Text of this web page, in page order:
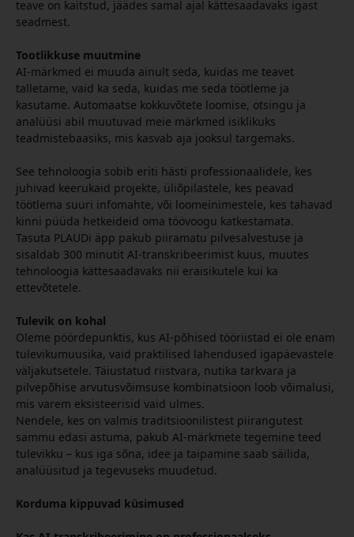
teave on kaitstud, jäädes samal ajal kättesaadavaks igast
seadmest.
Tootlikkuse muutmine
AI-märkmed ei muuda ainult seda, kuidas me teavet
talletame, vaid ka seda, kuidas me seda töötleme ja
kasutame. Automaatse kokkuvõtete loomise, otsingu ja
analüüsi abil muutuvad meie märkmed isiklikuks
teadmistebaasiks, mis kasvab aja jooksul targemaks.
See tehnoloogia sobib eriti hästi professionaalidele, kes
juhivad keerukaid projekte, üliõpilastele, kes peavad
töötlema suuri infomahte, või loomeinimestele, kes tahavad
kinni püüda hetkeideid oma töövoogu katkestamata.
Tasuta PLAUDi äpp pakub piiramatu pilvesalvestuse ja
sisaldab 300 minutit AI-transkribeerimist kuus, muutes
tehnoloogia kättesaadavaks nii eraisikutele kui ka
ettevõtetele.
Tulevik on kohal
Oleme pöördepunktis, kus AI-põhised tööriistad ei ole enam
tulevikumuusika, vaid praktilised lahendused igapäevastele
väljakutsetele. Täiustatud riistvara, nutika tarkvara ja
pilvepõhise arvutusvõimsuse kombinatsioon loob võimalusi,
mis varem eksisteerisid vaid ulmes.
Nendele, kes on valmis traditsioonilistest piirangutest
sammu edasi astuma, pakub AI-märkmete tegemine teed
tulevikku – kus iga sõna, idee ja taipamine saab säilida,
analüüsitud ja tegevuseks muudetud.
Korduma kippuvad küsimused